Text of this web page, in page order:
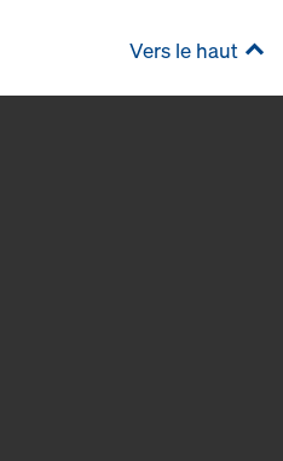
Vers le haut